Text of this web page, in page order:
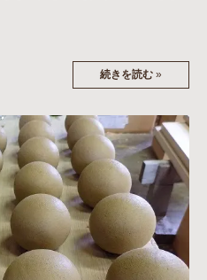
続きを読む »